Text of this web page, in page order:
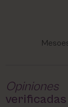
Opiniones
verificadas